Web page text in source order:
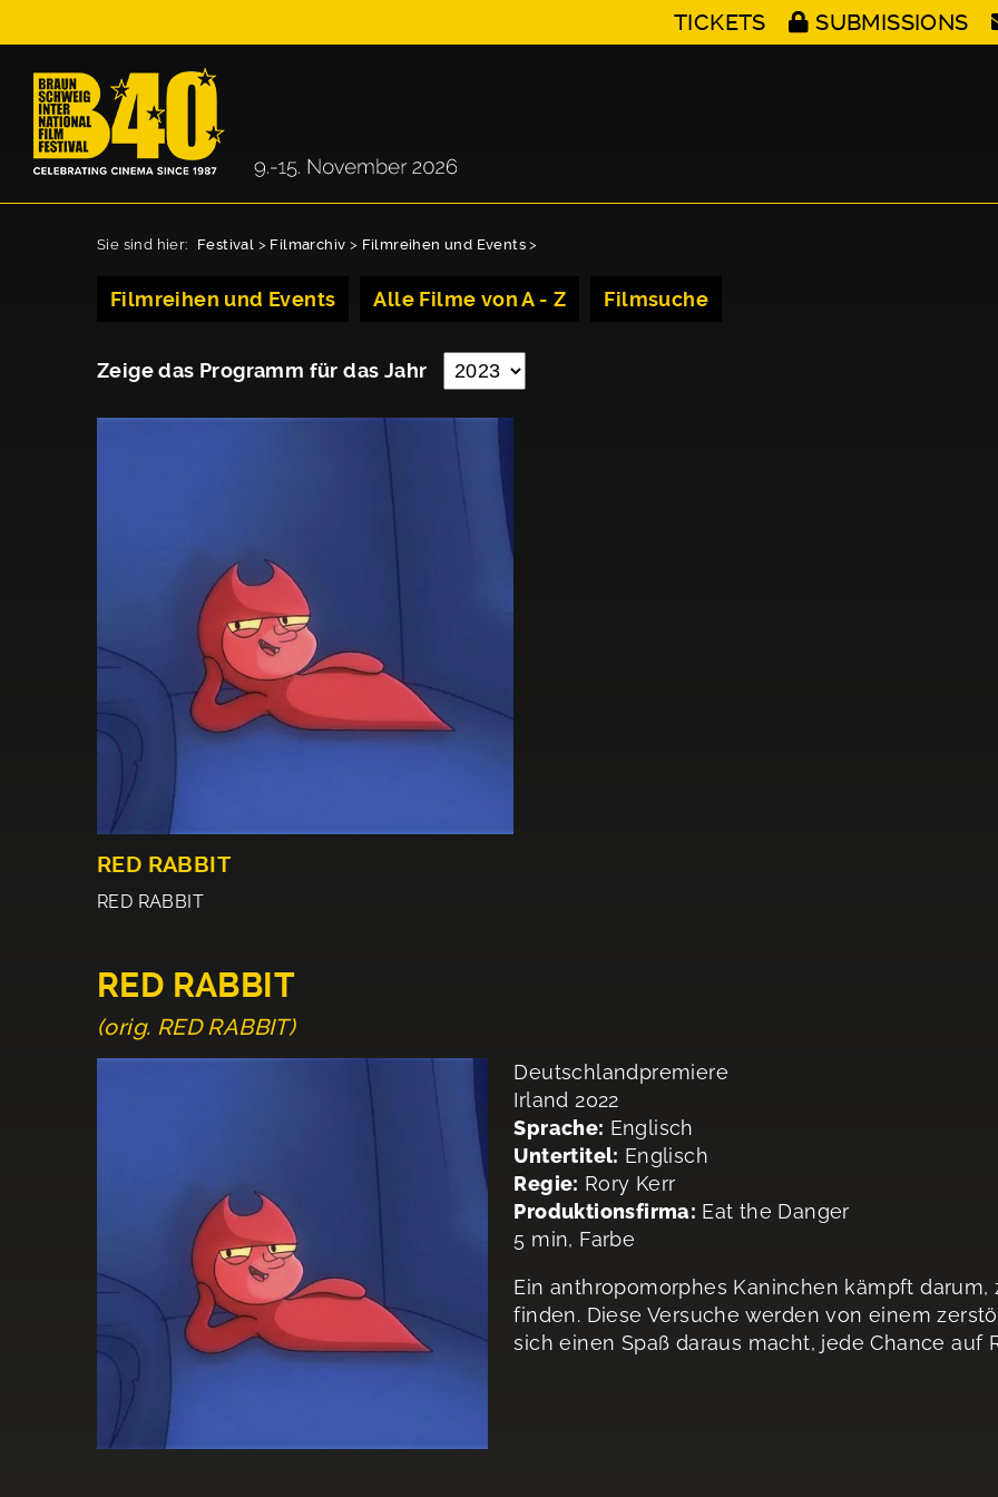
TICKETS SUBMISSIONS
Sie sind hier: Festival > Filmarchiv > Filmreihen und Events >
Filmreihen und Events Alle Filme von A - Z Filmsuche
Zeige das Programm für das Jahr
RED RABBIT
RED RABBIT
RED RABBIT
(orig. RED RABBIT)
Deutschlandpremiere
Irland 2022
Sprache: Englisch
Untertitel: Englisch
Regie: Rory Kerr
Produktionsfirma: Eat the Danger
5 min, Farbe
Ein anthropomorphes Kaninchen kämpft
finden. Diese Versuche werden von einem
sich einen Spaß daraus macht, jede Chance auf